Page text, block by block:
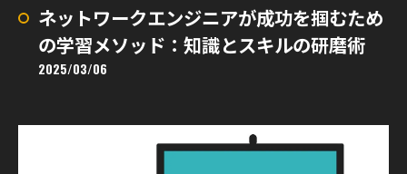
ネットワークエンジニアが成功を掴むため
の学習メソッド：知識とスキルの研磨術
2025/03/06